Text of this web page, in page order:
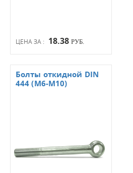
ЦЕНА ЗА : 18.38 РУБ.
Болты откидной DIN
444 (М6-М10)